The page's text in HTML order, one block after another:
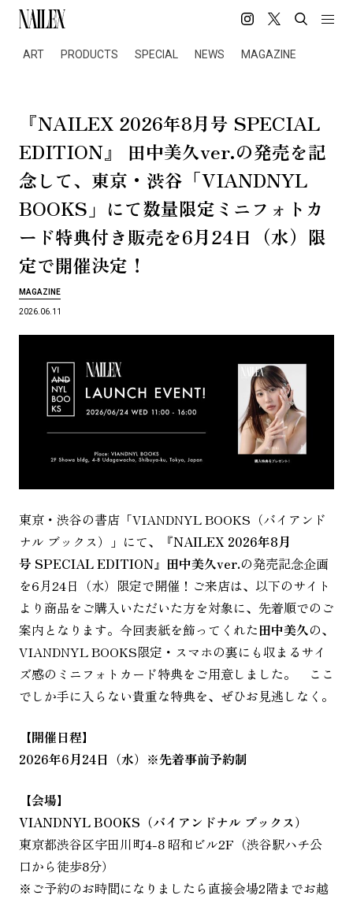
ART PRODUCTS SPECIAL NEWS MAGAZINE
『NAILEX 2026年8月号 SPECIAL
EDITION』
田中美久ver.の発売を記
念して、 東京 ・ 渋谷 「VIANDNYL
BOOKS」 にて数量限定 ミ ニ フ ォ ト カ
ー ド特典付き販売を6月24日 （水） 限
定で開催決定 ！
MAGAZINE
2026.06.11
東京・渋谷の書店「VIANDNYL BOOKS（バイアンド
ナル ブックス）」にて、
『NAILEX 2026年8月
号 SPECIAL EDITION』田中美久ver.の発売記念企画
を6月24日（水）限定で開催！ご来店は、以下のサイト
より商品をご購入いただいた方を対象に、先着順でのご
案内となります。今回表紙を飾ってくれた田中美久の、
VIANDNYL BOOKS限定・スマホの裏にも収まるサイ
ズ感のミニフォトカード特典をご用意しました。 ここ
でしか手に入らない貴重な特典を、ぜひお見逃しなく。
【開催日程】
2026年6月24日（水）※先着事前予約制
【会場】
VIANDNYL BOOKS（バイアンドナル ブックス）
東京都渋谷区宇田川町4-8 昭和ビル2F（渋谷駅ハチ公
口から徒歩8分）
※ご予約のお時間になりましたら直接会場2階までお越